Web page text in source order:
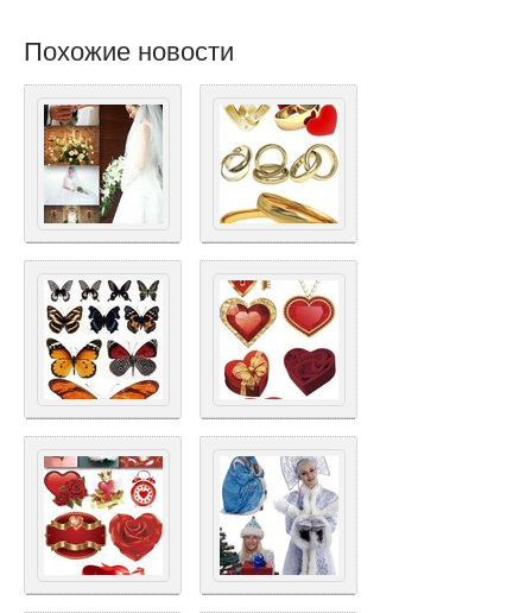
Похожие новости